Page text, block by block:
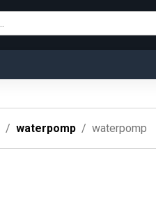
waterpomp waterpomp